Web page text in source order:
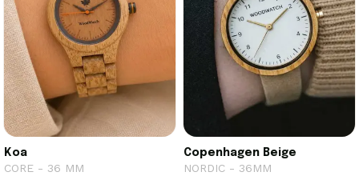
Koa
CORE - 36 MM
Copenhagen Beige
NORDIC - 36MM